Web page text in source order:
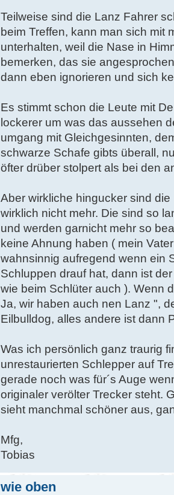
Teilweise sind die Lanz Fahrer
beim Treffen, kann man sich mit
unterhalten, weil die Nase in
bemerken, das sie
dann eben ignorieren und sich
Es stimmt schon die Leute mit
lockerer um was das aussehen
umgang mit Gleichgesinnten,
schwarze Schafe gibts überall,
öfter drüber stolpert als bei den
Aber wirkliche hingucker sind
wirklich nicht mehr. Die sind so
und werden garnicht mehr so
keine Ahnung haben ( mein
wahnsinnig aufregend wenn ein
Schluppen drauf hat, dann ist
wie beim Schlüter auch ). Wenn
Ja, wir haben auch nen Lanz ",
Eilbulldog, alles andere ist dann
Was ich persönlich ganz traurig
unrestaurierten Schlepper auf
gerade noch was für´s Auge
originaler verölter Trecker steht.
sieht manchmal schöner aus,
Mfg,
Tobias
wie oben